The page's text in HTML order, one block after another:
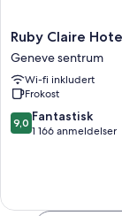
wi-fi (inkludert) og
Her er noen flere
Bad med
Flatskjerm-TV
Garderobeskap,
Ruby
Claire
Hotel
Geneva
by
IHG
Geneve
Ruby Claire
Geneve sentrum
Wi-fi inkludert
Frokost
9.0
av
9,0 Fantastisk
1 166 anmeldelser